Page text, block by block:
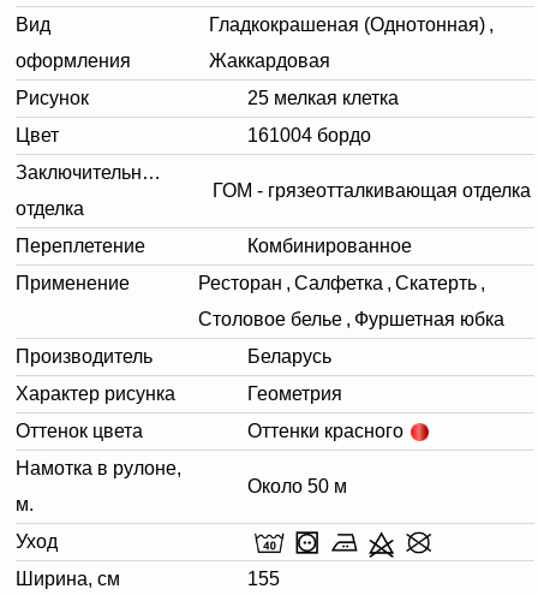
Вид
оформления
Гладкокрашеная (Однотонная) ,
Жаккардовая
Рисунок
25 мелкая клетка
Цвет
161004 бордо
Заключительная
отделка
ГОМ - грязеотталкивающая отделка
Переплетение
Комбинированное
Применение
Ресторан , Салфетка , Скатерть ,
Столовое белье , Фуршетная юбка
Производитель
Беларусь
Характер рисунка
Геометрия
Оттенок цвета
Оттенки красного
Намотка в рулоне,
м.
Около 50 м
Уход
Ширина, см
155